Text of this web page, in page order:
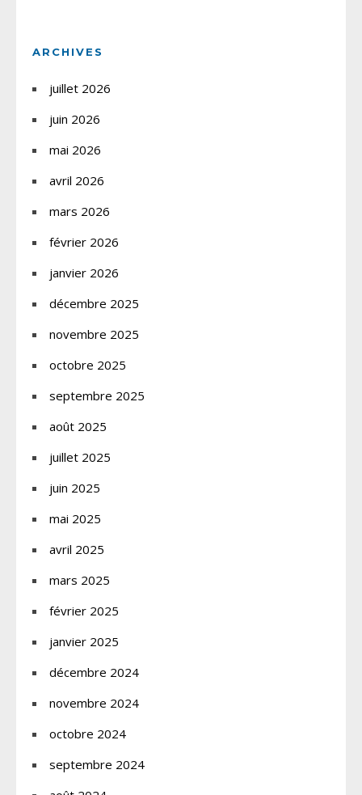
ARCHIVES
juillet 2026
juin 2026
mai 2026
avril 2026
mars 2026
février 2026
janvier 2026
décembre 2025
novembre 2025
octobre 2025
septembre 2025
août 2025
juillet 2025
juin 2025
mai 2025
avril 2025
mars 2025
février 2025
janvier 2025
décembre 2024
novembre 2024
octobre 2024
septembre 2024